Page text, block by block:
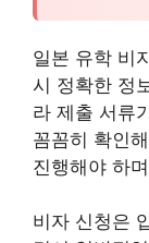
일본 유학 비
시 정확한 정
라 제출 서류
꼼꼼히 확인
진행해야 하
비자 신청은